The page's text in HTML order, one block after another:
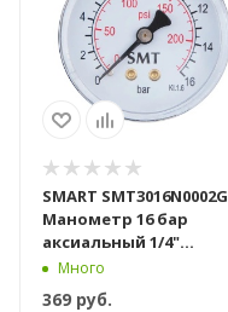
SMART SMT3016N0002G
Манометр 16 бар
аксиальный 1/4"
наружняя резьба, 50
штук в упаковке, axial
Много
369 руб.